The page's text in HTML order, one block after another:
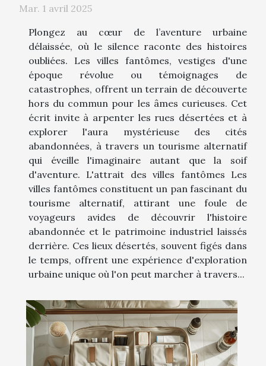
Mar. 1 avril 2025
Plongez au cœur de l’aventure urbaine
délaissée, où le silence raconte des histoires
oubliées. Les villes fantômes, vestiges d'une
époque révolue ou témoignages de
catastrophes, offrent un terrain de découverte
hors du commun pour les âmes curieuses. Cet
écrit invite à arpenter les rues désertées et à
explorer l'aura mystérieuse des cités
abandonnées, à travers un tourisme alternatif
qui éveille l'imaginaire autant que la soif
d'aventure. L'attrait des villes fantômes Les
villes fantômes constituent un pan fascinant du
tourisme alternatif, attirant une foule de
voyageurs avides de découvrir l'histoire
abandonnée et le patrimoine industriel laissés
derrière. Ces lieux désertés, souvent figés dans
le temps, offrent une expérience d'exploration
urbaine unique où l'on peut marcher à travers...